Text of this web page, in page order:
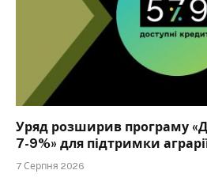
Уряд розширив програму
7-9%» для підтримки
7 Серпня 2026